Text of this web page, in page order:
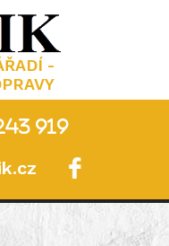
-
919
.